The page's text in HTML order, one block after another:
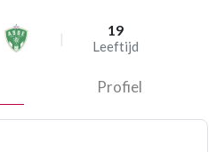
19
Leeftijd
Profiel